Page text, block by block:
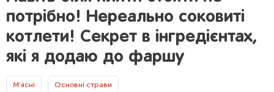
потрібно! Нереально соковиті
котлети! Секрет в інгредієнтах,
які я додаю до фаршу
М’ясні Основні страви